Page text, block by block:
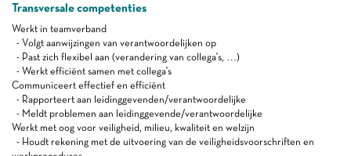
Transversale competenties
Werkt in teamverband
- Volgt aanwijzingen van verantwoordelijken op
- Past zich flexibel aan (verandering van collega's, …)
- Werkt efficiënt samen met collega's
Communiceert effectief en efficiënt
- Rapporteert aan leidinggevenden/verantwoordelijke
- Meldt problemen aan leidinggevende/verantwoordelijke
Werkt met oog voor veiligheid, milieu, kwaliteit en welzijn
- Houdt rekening met de uitvoering van de veiligheidsvoorschriften en